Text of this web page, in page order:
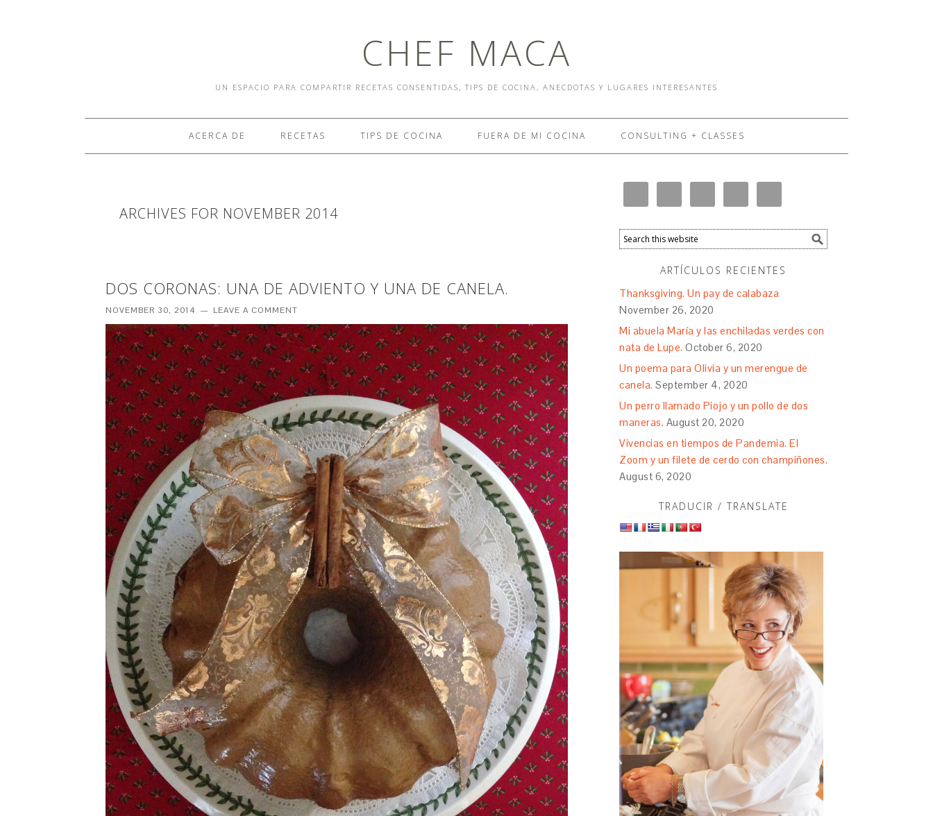
CHEF MACA
UN ESPACIO PARA COMPARTIR RECETAS CONSENTIDAS, TIPS DE COCINA, ANECDOTAS Y LUGARES INTERESANTES
ACERCA DE RECETAS TIPS DE COCINA FUERA DE MI COCINA CONSULTING + CLASSES
ARCHIVES FOR NOVEMBER 2014
DOS CORONAS: UNA DE ADVIENTO Y UNA DE CANELA.
NOVEMBER 30, 2014 LEAVE A COMMENT
ARTÍCULOS RECIENTES
Thanksgiving. Un pay de calabaza
November 26, 2020
Mi abuela María y las enchiladas verdes con
nata de Lupe. October 6, 2020
Un poema para Olivia y un merengue de
canela. September 4, 2020
Un perro llamado Piojo y un pollo de dos
maneras. August 20, 2020
Vivencias en tiempos de Pandemia. El
Zoom y un filete de cerdo con champiñones.
August 6, 2020
TRADUCIR / TRANSLATE